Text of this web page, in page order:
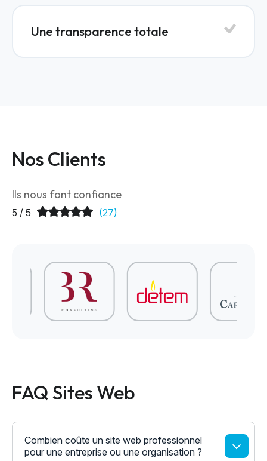
Une transparence totale
Nos Clients
Ils nous font confiance
5 / 5 (27)
FAQ Sites Web
Combien coûte un site web professionnel
pour une entreprise ou une organisation ?